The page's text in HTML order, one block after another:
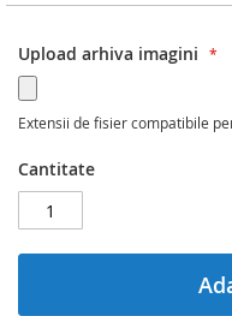
Upload arhiva imagini
Extensii de fisier compatibile
Cantitate